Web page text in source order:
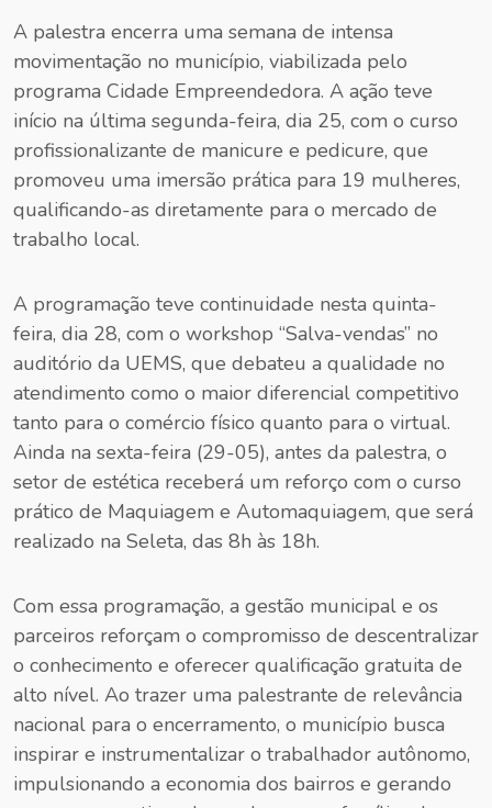
A palestra encerra uma semana de intensa
movimentação no município, viabilizada pelo
programa Cidade Empreendedora. A ação teve
início na última segunda-feira, dia 25, com o curso
profissionalizante de manicure e pedicure, que
promoveu uma imersão prática para 19 mulheres,
qualificando-as diretamente para o mercado de
trabalho local.
A programação teve continuidade nesta quinta-
feira, dia 28, com o workshop “Salva-vendas” no
auditório da UEMS, que debateu a qualidade no
atendimento como o maior diferencial competitivo
tanto para o comércio físico quanto para o virtual.
Ainda na sexta-feira (29-05), antes da palestra, o
setor de estética receberá um reforço com o curso
prático de Maquiagem e Automaquiagem, que será
realizado na Seleta, das 8h às 18h.
Com essa programação, a gestão municipal e os
parceiros reforçam o compromisso de descentralizar
o conhecimento e oferecer qualificação gratuita de
alto nível. Ao trazer uma palestrante de relevância
nacional para o encerramento, o município busca
inspirar e instrumentalizar o trabalhador autônomo,
impulsionando a economia dos bairros e gerando